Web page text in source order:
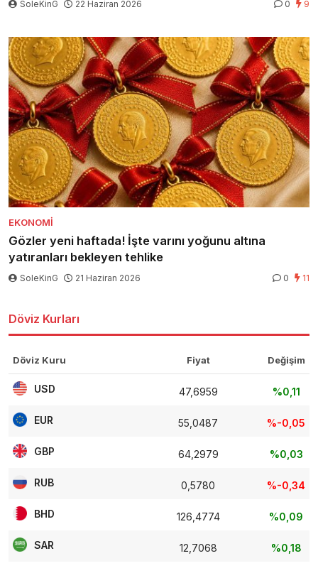
SoleKinG 22 Haziran 2026 0 9
EKONOMI
Gözler yeni haftada! İşte varını yoğunu altına
yatıranları bekleyen tehlike
SoleKinG 21 Haziran 2026 0 11
Döviz Kurları
Döviz Kuru Fiyat Değişim
USD 47,6959 %0,11
EUR 55,0487 %-0,05
GBP 64,2979 %0,03
RUB 0,5780 %-0,34
BHD 126,4774 %0,09
SAR 12,7068 %0,18